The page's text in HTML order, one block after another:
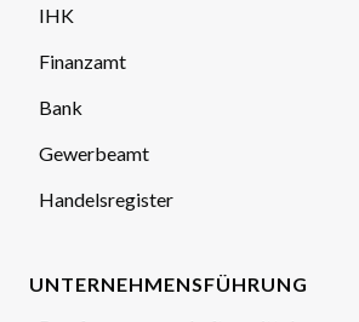
IHK
Finanzamt
Bank
Gewerbeamt
Handelsregister
UNTERNEHMENSFÜHRUNG